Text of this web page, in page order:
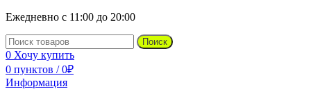
Ежедневно с 11:00 до 20:00
Поиск
0 Хочу купить
0 пунктов / 0₽
Информация